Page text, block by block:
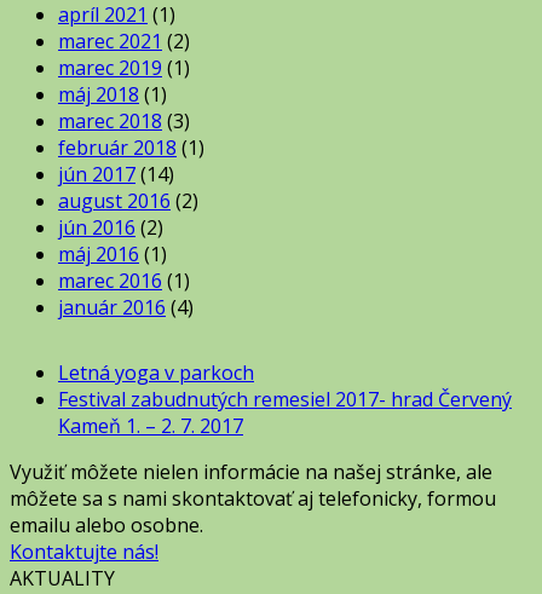
apríl 2021 (1)
marec 2021 (2)
marec 2019 (1)
máj 2018 (1)
marec 2018 (3)
február 2018 (1)
jún 2017(14)
august 2016 (2)
jún 2016 (2)
máj 2016 (1)
marec 2016 (1)
január 2016 (4)
Letná yoga v parkoch
Festival zabudnutých remesiel 2017- hrad Červený
Kameň 1. – 2. 7. 2017
Využiť môžete nielen informácie na našej stránke, ale
môžete sa s nami skontaktovať aj telefonicky, formou
emailu alebo osobne.
Kontaktujte nás!
AKTUALITY